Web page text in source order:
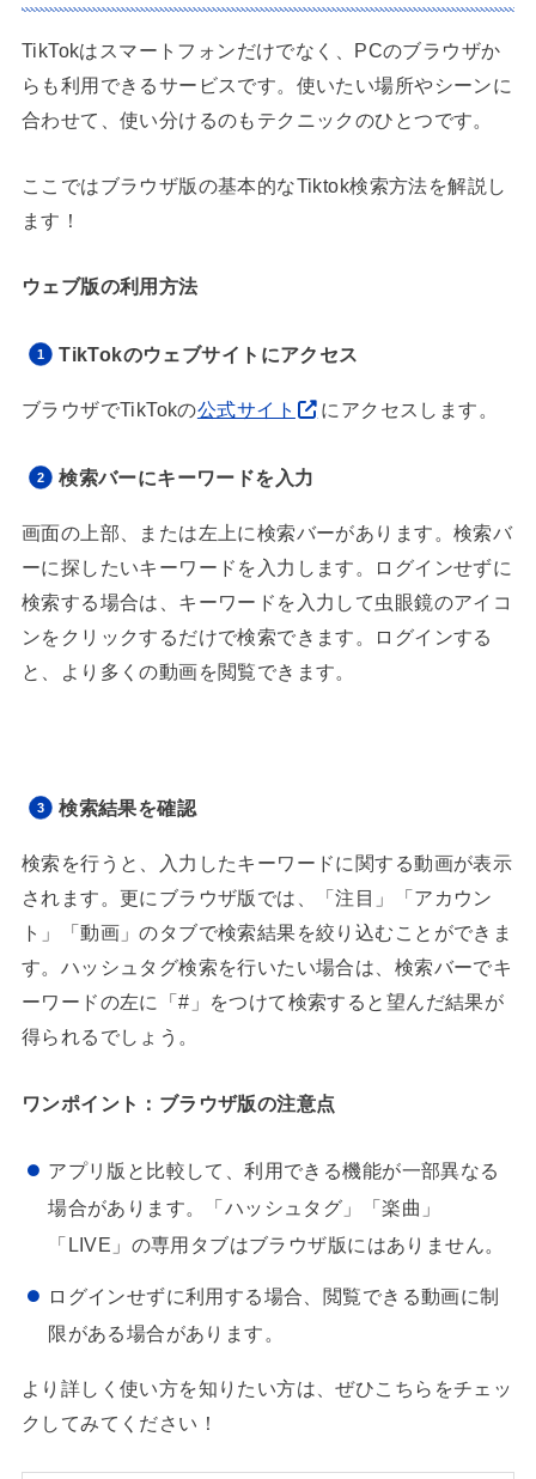
TikTokはスマートフォンだけでなく、PCのブラウザか
らも利用できるサービスです。使いたい場所やシーンに
合わせて、使い分けるのもテクニックのひとつです。
ここではブラウザ版の基本的なTiktok検索方法を解説し
ます！
ウェブ版の利用方法
TikTokのウェブサイトにアクセス
ブラウザでTikTokの公式サイト にアクセスします。
検索バーにキーワードを入力
画面の上部、または左上に検索バーがあります。検索バ
ーに探したいキーワードを入力します。ログインせずに
検索する場合は、キーワードを入力して虫眼鏡のアイコ
ンをクリックするだけで検索できます。ログインする
と、より多くの動画を閲覧できます。
検索結果を確認
検索を行うと、入力したキーワードに関する動画が表示
されます。更にブラウザ版では、「注目」「アカウン
ト」「動画」のタブで検索結果を絞り込むことができま
す。ハッシュタグ検索を行いたい場合は、検索バーでキ
ーワードの左に「#」をつけて検索すると望んだ結果が
得られるでしょう。
ワンポイント：ブラウザ版の注意点
アプリ版と比較して、利用できる機能が一部異なる
場合があります。「ハッシュタグ」「楽曲」
「LIVE」の専用タブはブラウザ版にはありません。
ログインせずに利用する場合、閲覧できる動画に制
限がある場合があります。
より詳しく使い方を知りたい方は、ぜひこちらをチェッ
クしてみてください！